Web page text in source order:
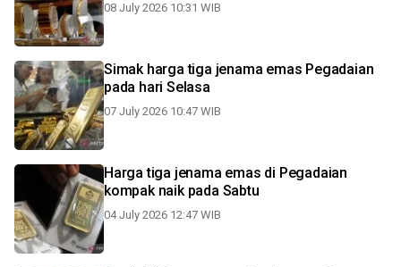
08 July 2026 10:31 WIB
Simak harga tiga jenama emas Pegadaian
pada hari Selasa
07 July 2026 10:47 WIB
Harga tiga jenama emas di Pegadaian
kompak naik pada Sabtu
04 July 2026 12:47 WIB